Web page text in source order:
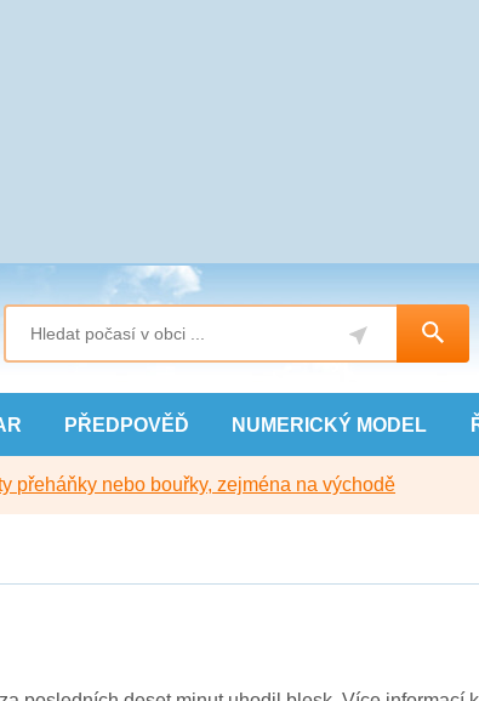
PŘEDPOVĚĎ NUMERICKÝ MODEL
přeháňky nebo bouřky, zejména na východě